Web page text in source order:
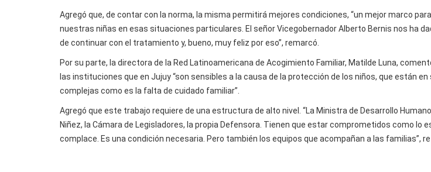
Agregó que, de contar con la norma, la misma permitirá mejores condiciones, “un mejor marco
nuestras niñas en esas situaciones particulares. El señor Vicegobernador Alberto Bernis nos ha
de continuar con el tratamiento y, bueno, muy feliz por eso”, remarcó.
Por su parte, la directora de la Red Latinoamericana de Acogimiento Familiar, Matilde Luna,
las instituciones que en Jujuy “son sensibles a la causa de la protección de los niños, que están
complejas como es la falta de cuidado familiar”.
Agregó que este trabajo requiere de una estructura de alto nivel. “La Ministra de Desarrollo
Niñez, la Cámara de Legisladores, la propia Defensora. Tienen que estar comprometidos como lo
complace. Es una condición necesaria. Pero también los equipos que acompañan a las familias”,